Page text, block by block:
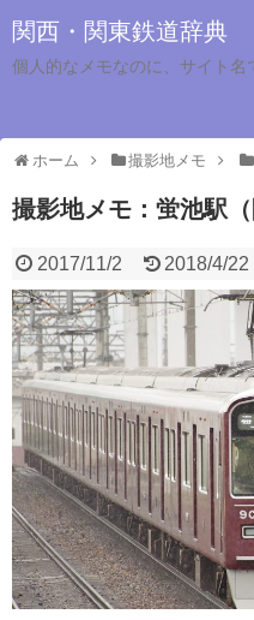
関西・関東鉄道辞典
個人的なメモなのに、サイト名
ホーム 撮影地メモ
撮影地メモ：蛍池駅（
2017/11/2 2018/4/22